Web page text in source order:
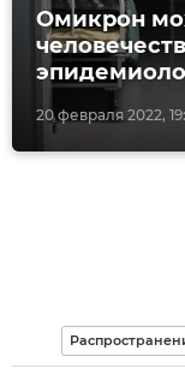
20 февраля 2022,
Омикрон